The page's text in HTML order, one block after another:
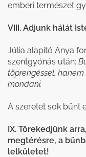
emberi természet
VIII. Adjunk hálát
Júlia alapító Anya
szentgyónás után:
töprengéssel,
mondani.
A szeretet sok bűnt
IX. Törekedjünk
megtérésre, a
lelkületet!